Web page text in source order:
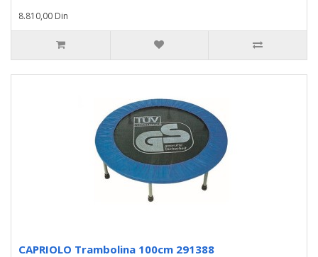
8.810,00 Din
CAPRIOLO Trambolina 100cm 291388